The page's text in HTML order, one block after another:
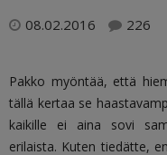
08.02.2016 226
Pakko myöntää, että
tällä kertaa se
kaikille ei aina sovi
erilaista. Kuten tiedätte,